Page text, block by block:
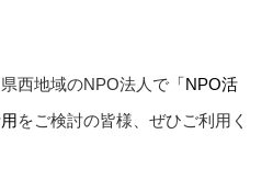
県西地域のNPO法人で 「NPO活
をご検討の皆様、ぜひご利用く